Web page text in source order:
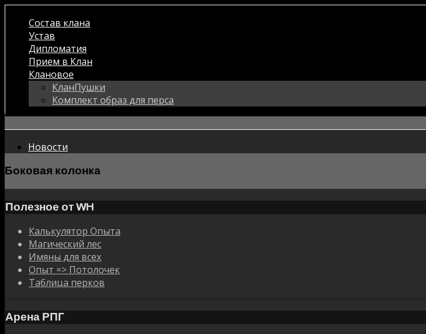
Состав клана
Устав
Дипломатия
Прием в Клан
Клановое
КланПушки
Комплект образ для перса
Новости
Боковая колонка
Полезное от WH
Калькулятор Опыта
Магический лес
Имяны для всех
Опыт => Потолочек
Таблица перков
Арена РПГ